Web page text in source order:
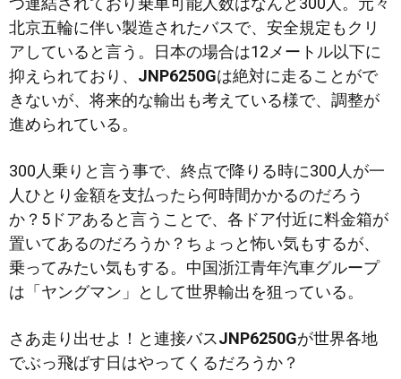
北京五輪に伴い製造されたバスで、安全規定もクリ
アしていると言う。日本の場合は12メートル以下に
抑えられており、 JNP6250Gは絶対に走ることがで
きないが、将来的な輸出も考えている様で、調整が
進められている。
300人乗りと言う事で、終点で降りる時に300人が一
人ひとり金額を支払ったら何時間かかるのだろう
か？5ドアあると言うことで、各ドア付近に料金箱が
置いてあるのだろうか？ちょっと怖い気もするが、
乗ってみたい気もする。中国浙江青年汽車グループ
は「ヤングマン」として世界輸出を狙っている。
さあ走り出せよ！と連接バスJNP6250Gが世界各地
でぶっ飛ばす日はやってくるだろうか？